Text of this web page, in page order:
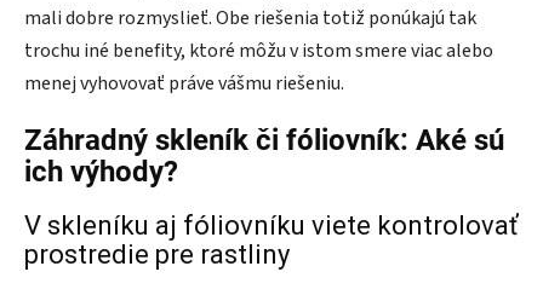
mali dobre rozmyslieť. Obe riešenia totiž ponúkajú tak
trochu iné benefity, ktoré môžu v istom smere viac alebo
menej vyhovovať práve vášmu riešeniu.
Záhradný skleník či fóliovník: Aké sú
ich výhody?
V skleníku aj fóliovníku viete kontrolovať
prostredie pre rastliny